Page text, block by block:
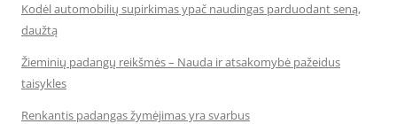
Kodėl automobilių supirkimas ypač naudingas parduodant seną,
daužtą
Žieminių padangų reikšmės – Nauda ir atsakomybė pažeidus
taisykles
Renkantis padangas žymėjimas yra svarbus